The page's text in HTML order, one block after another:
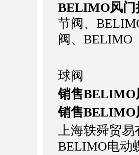
BELIMO风门
节阀、
阀、BELIMO
球阀
销售BELIMO
销售BELIMO
上海轶舜贸易
BELIMO电动